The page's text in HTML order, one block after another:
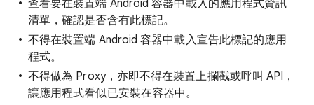
查看要在裝置端 Android 容器中載入的應用程式資訊
清單，確認是否含有此標記。
不得在裝置端 Android 容器中載入宣告此標記的應用
程式。
不得做為 Proxy，亦即不得在裝置上攔截或呼叫 API，
讓應用程式看似已安裝在容器中。